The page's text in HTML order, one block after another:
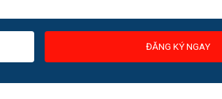
ĐĂNG KÝ NGAY